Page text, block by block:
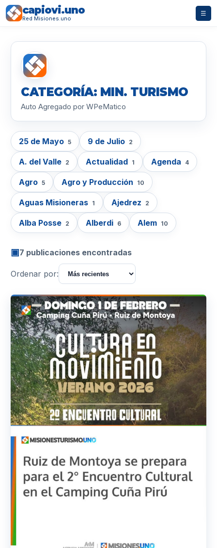
capiovi.uno
Red Misiones.uno
☰
CATEGORÍA: MIN. TURISMO
Auto Agregado por WPeMatico
25 de Mayo 5 9 de Julio 2
A. del Valle 2 Actualidad 1 Agenda 4
Agro 5 Agro y Producción 10
Aguas Misioneras 1 Ajedrez 2
Alba Posse 2 Alberdi 6 Alem 10
▣7 publicaciones encontradas
Ordenar por: